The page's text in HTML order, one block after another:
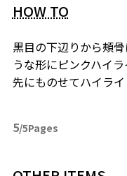
HOW TO
黒目の下辺りから頰
うな形にピンクハイラ
先にものせてハイライ
5/5Pages